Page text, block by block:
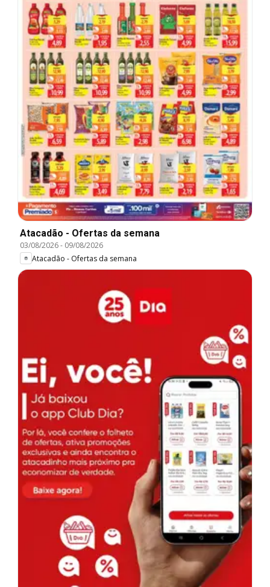
Atacadão - Ofertas da semana
03/08/2026- 09/08/2026
Atacadão - Ofertas da semana